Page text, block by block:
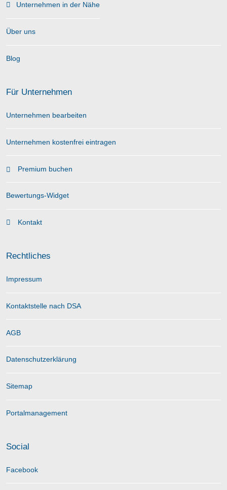
Unternehmen in der Nähe
Über uns
Blog
Für Unternehmen
Unternehmen bearbeiten
Unternehmen kostenfrei eintragen
Premium buchen
Bewertungs-Widget
Kontakt
Rechtliches
Impressum
Kontaktstelle nach DSA
AGB
Datenschutzerklärung
Sitemap
Portalmanagement
Social
Facebook